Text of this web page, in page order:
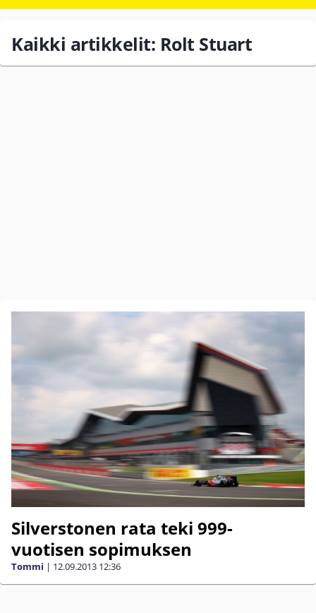
Kaikki artikkelit: Rolt Stuart
Silverstonen rata teki 999-
vuotisen sopimuksen
Tommi | 12.09.2013 12:36